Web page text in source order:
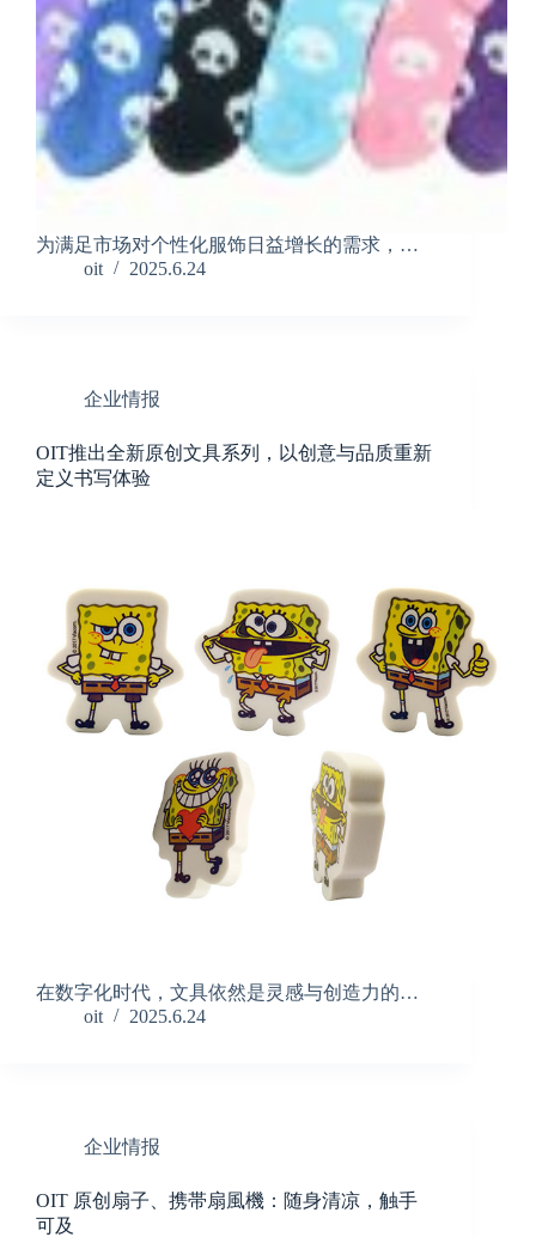
为满足市场对个性化服饰日益增长的需求，…
oit
2025.6.24
企业情报
OIT推出全新原创文具系列，以创意与品质重新
定义书写体验
在数字化时代，文具依然是灵感与创造力的…
oit
2025.6.24
企业情报
OIT 原创扇子、携帯扇風機：随身清凉，触手
可及